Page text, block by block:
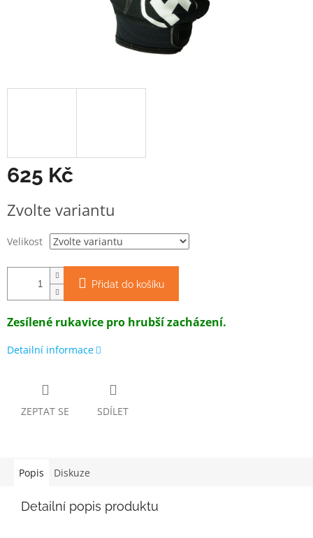
625 Kč
cena:
Zvolte variantu
Velikost
Přidat do košíku
Zesílené rukavice pro hrubší zacházení.
Detailní informace
ZEPTAT SE SDÍLET
Popis Diskuze
Detailní popis produktu